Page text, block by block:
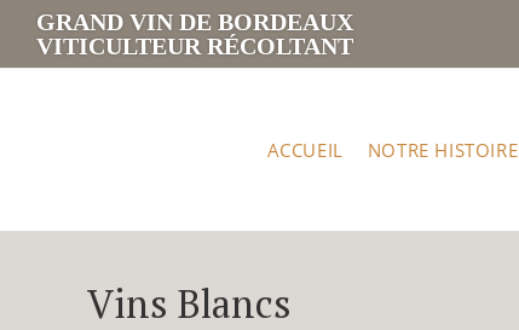
GRAND VIN DE BORDEAUX
VITICULTEUR RÉCOLTANT
ACCUEIL NOTRE HISTOIRE
Vins Blancs